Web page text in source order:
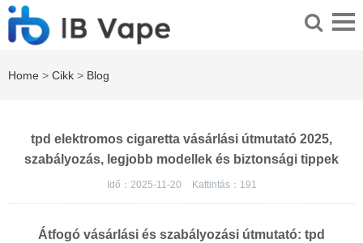
Home > Cikk > Blog
tpd elektromos cigaretta vásárlási útmutató 2025,
szabályozás, legjobb modellek és biztonsági tippek
Idő：2025-11-20 Kattintás： 191
Átfogó vásárlási és szabályozási útmutató: tpd